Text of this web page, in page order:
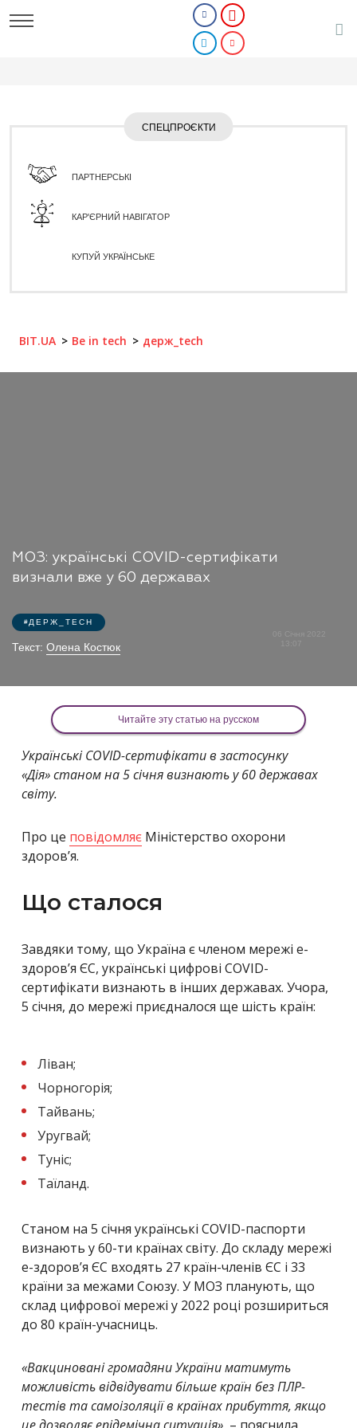
СПЕЦПРОЄКТИ
ПАРТНЕРСЬКІ
КАР'ЄРНИЙ НАВІГАТОР
КУПУЙ УКРАЇНСЬКЕ
BIT.UA Be in tech держ_tech
МОЗ: українські COVID-сертифікати
визнали вже у 60 державах
ДЕРЖ_TECH
Текст: Олена Костюк
13:07
Читайте эту статью на русском
Українські COVID-сертифікати в застосунку
«Дія» станом на 5 січня визнають у 60 державах
світу.
Про це повідомляє Міністерство охорони
здоров’я.
Що сталося
Завдяки тому, що Україна є членом мережі е-
здоров’я ЄС, українські цифрові COVID-
сертифікати визнають в інших державах. Учора,
5 січня, до мережі приєдналося ще шість країн:
Ліван;
Чорногорія;
Тайвань;
Уругвай;
Туніс;
Таїланд.
Станом на 5 січня українські COVID-паспорти
визнають у 60-ти країнах світу. До складу мережі
е-здоров’я ЄС входять 27 країн-членів ЄС і 33
країни за межами Союзу. У МОЗ планують, що
склад цифрової мережі у 2022 році розшириться
до 80 країн-учасниць.
«Вакциновані громадяни України матимуть
можливість відвідувати більше країн без ПЛР-
тестів та самоізоляції в країнах прибуття, якщо